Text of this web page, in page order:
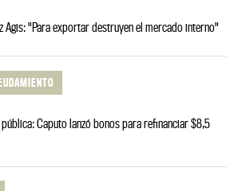
Agis: "Para exportar destruyen el mercado interno"
pública: Caputo lanzó bonos para refinanciar $8,5